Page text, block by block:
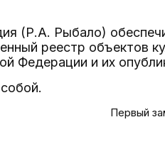
(Р.А. Рыбало)
реестр объектов
Федерации и их
Первый